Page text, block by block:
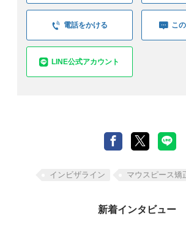
電話をかける こ
LINE公式アカウント
インビザライン マウスピース矯
新着インタビュー